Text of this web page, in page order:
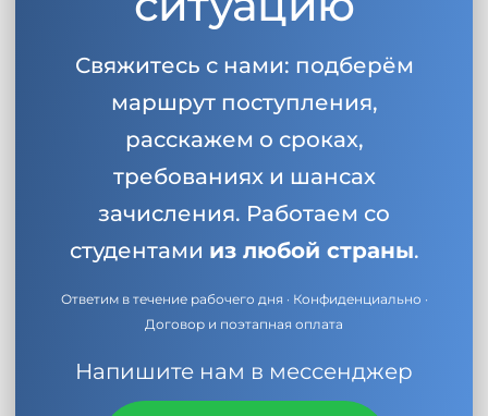
Свяжитесь с нами: подберём
маршрут поступления,
расскажем о сроках,
требованиях и шансах
зачисления. Работаем со
студентами из любой страны.
Ответим в течение рабочего дня · Конфиденциально ·
Договор и поэтапная оплата
Напишите нам в мессенджер